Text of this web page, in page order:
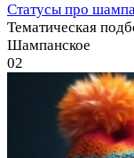
Статусы про
Тематическая
Шампанское
02